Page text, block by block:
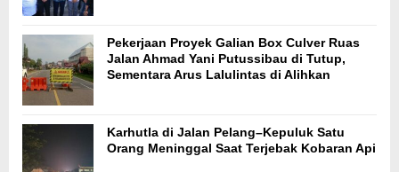
Pekerjaan Proyek Galian Box Culver Ruas
Jalan Ahmad Yani Putussibau di Tutup,
Sementara Arus Lalulintas di Alihkan
Karhutla di Jalan Pelang–Kepuluk Satu
Orang Meninggal Saat Terjebak Kobaran Api